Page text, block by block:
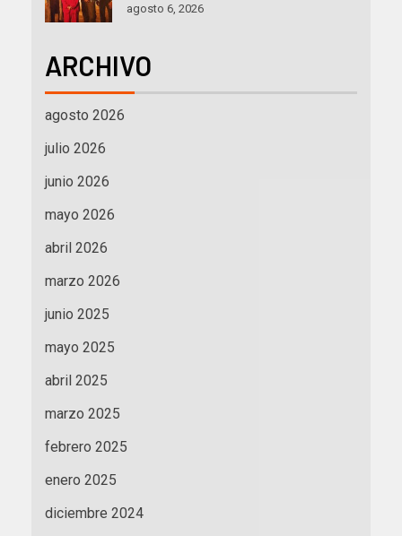
agosto 6, 2026
ARCHIVO
agosto 2026
julio 2026
junio 2026
mayo 2026
abril 2026
marzo 2026
junio 2025
mayo 2025
abril 2025
marzo 2025
febrero 2025
enero 2025
diciembre 2024